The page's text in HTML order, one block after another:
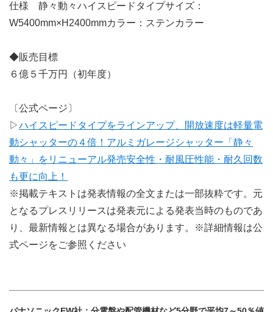
仕様 静々動々ハイスピードタイプサイズ：
W5400mm×H2400mmカラー：ステンカラー
◆販売目標
６億５千万円（初年度）
〔公式ページ〕
▷ハイスピードタイプをラインアップ、開放速度は軽量電
動シャッターの４倍！アルミガレージシャッター「静々
動々」をリニューアル発売安全性・耐風圧性能・耐久回数
も更に向上！
※掲載テキストは発表情報の全文または一部抜粋です。元
となるプレスリリースは発表元による発表当時のものであ
り、最新情報とは異なる場合があります。※詳細情報は公
式ページをご参照ください